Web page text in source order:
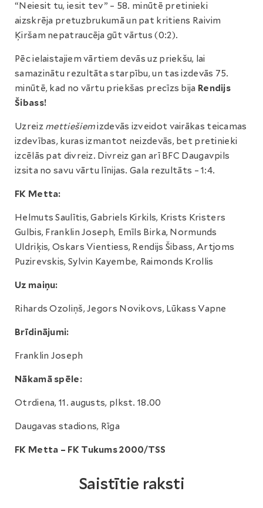
“Neiesit tu, iesit tev” – 58. minūtē pretinieki
aizskrēja pretuzbrukumā un pat kritiens Raivim
Ķiršam nepatraucēja gūt vārtus (0:2).
Pēc ielaistajiem vārtiem devās uz priekšu, lai
samazinātu rezultāta starpību, un tas izdevās 75.
minūtē, kad no vārtu priekšas precīzs bija Rendijs
Šibass!
Uzreiz mettiešiemizdevās izveidot vairākas teicamas
izdevības, kuras izmantot neizdevās, bet pretinieki
izcēlās pat divreiz. Divreiz gan arī BFC Daugavpils
izsita no savu vārtu līnijas. Gala rezultāts – 1:4.
FK Metta:
Helmuts Saulītis, Gabriels Kirkils, Krists Kristers
Gulbis, Franklin Joseph, Emīls Birka, Normunds
Uldriķis, Oskars Vientiess, Rendijs Šibass, Artjoms
Puzirevskis, Sylvin Kayembe, Raimonds Krollis
Uz maiņu:
Rihards Ozoliņš, Jegors Novikovs, Lūkass Vapne
Brīdinājumi:
Franklin Joseph
Nākamā spēle:
Otrdiena, 11. augusts, plkst. 18.00
Daugavas stadions, Rīga
FK Metta – FK Tukums 2000/TSS
Saistītie raksti